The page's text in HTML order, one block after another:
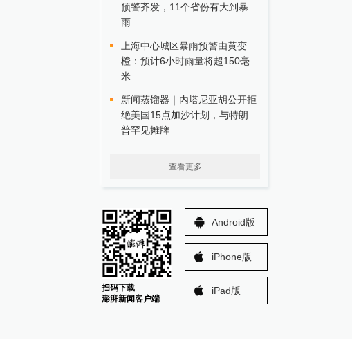
预警齐发，11个省份有大到暴
雨
上海中心城区暴雨预警由黄变
橙：预计6小时雨量将超150毫
米
新闻蒸馏器｜内塔尼亚胡公开拒
绝美国15点加沙计划，与特朗
普罕见摊牌
查看更多
扫码下载
澎湃新闻客户端
Android版
iPhone版
iPad版